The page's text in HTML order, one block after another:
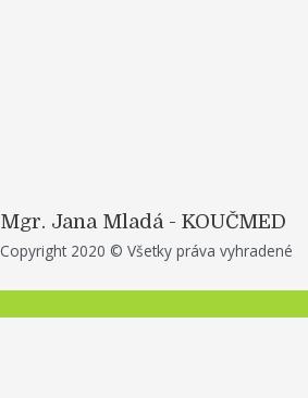
Mgr. Jana Mladá - KOUČMED
Copyright 2020 © Všetky práva vyhradené